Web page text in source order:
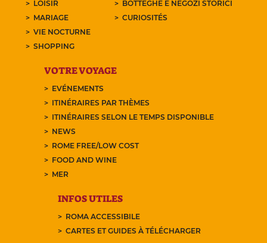
LOISIR
MARIAGE
VIE NOCTURNE
SHOPPING
BOTTEGHE E NEGOZI STORICI
CURIOSITÉS
VOTRE VOYAGE
EVÉNEMENTS
ITINÉRAIRES PAR THÈMES
ITINÉRAIRES SELON LE TEMPS DISPONIBLE
NEWS
ROME FREE/LOW COST
FOOD AND WINE
MER
INFOS UTILES
ROMA ACCESSIBILE
CARTES ET GUIDES À TÉLÉCHARGER